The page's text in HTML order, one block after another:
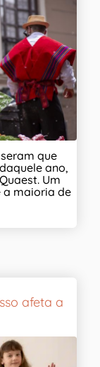
que
ano,
Um
a maioria de
afeta a